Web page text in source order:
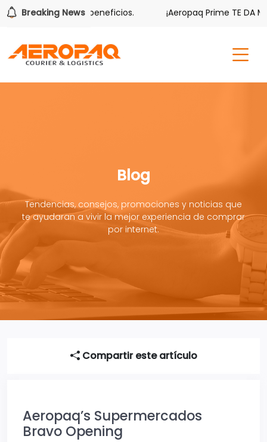
Breaking News
tiene sus beneficios. ¡Aeropaq Prime TE DA MÁS!
Blog
Tendencias, consejos, promociones y noticias que
te ayudaran a vivir la mejor experiencia de comprar
por internet.
Compartir este artículo
Aeropaq’s Supermercados
Bravo Opening